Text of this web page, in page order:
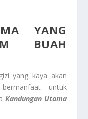
YANG
BUAH
yang kaya akan
untuk
Kandungan Utama